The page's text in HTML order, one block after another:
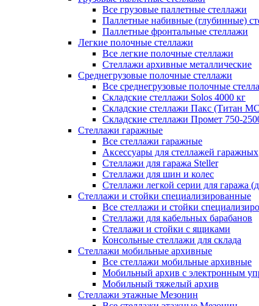
Все грузовые паллетные стеллажи
Паллетные набивные (глубинные)
Паллетные фронтальные стеллажи
Легкие полочные стеллажи
Все легкие полочные стеллажи
Стеллажи архивные металлические
Среднегрузовые полочные стеллажи
Все среднегрузовые полочные
Складские стеллажи Solos 4000 кг
Складские стеллажи Пакс (Титан
Складские стеллажи Промет 750-
Стеллажи гаражные
Все стеллажи гаражные
Аксессуары для стеллажей гаражных
Стеллажи для гаража Steller
Стеллажи для шин и колес
Стеллажи легкой серии для гаража
Стеллажи и стойки специализированные
Все стеллажи и стойки
Стеллажи для кабельных барабанов
Стеллажи и стойки с ящиками
Консольные стеллажи для склада
Стеллажи мобильные архивные
Все стеллажи мобильные архивные
Мобильный архив с электронным
Мобильный тяжелый архив
Стеллажи этажные Мезонин